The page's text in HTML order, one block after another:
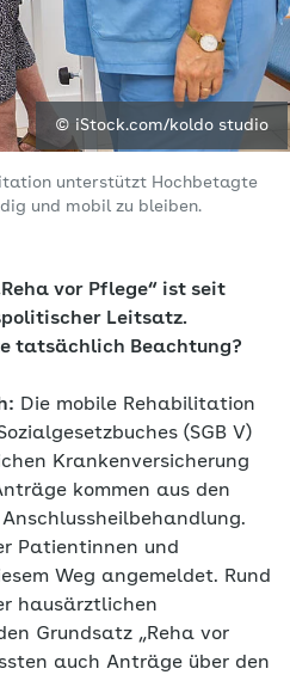
© iStock.com/koldo studio
unterstützt Hochbetagte
und mobil zu bleiben.
vor Pflege“ ist seit
Leitsatz.
tatsächlich Beachtung?
Die mobile Rehabilitation
(SGB V)
Krankenversicherung
kommen aus den
Patientinnen und
Weg angemeldet. Rund
hausärztlichen
Grundsatz „Reha vor
auch Anträge über den